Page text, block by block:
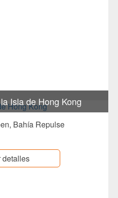
Isla de Hong Kong
Bahía Repulse
detalles